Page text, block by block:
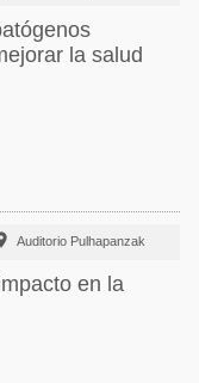
la salud
Auditorio Pulhapanzak
en la